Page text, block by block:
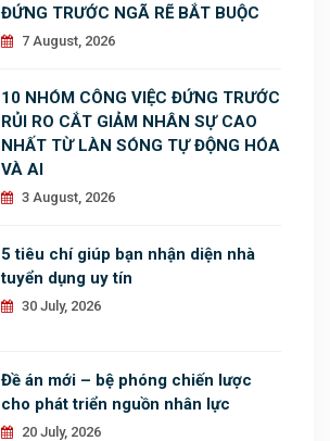
ĐỨNG TRƯỚC NGÃ RẼ BẮT BUỘC
7 August, 2026
10 NHÓM CÔNG VIỆC ĐỨNG TRƯỚC
RỦI RO CẮT GIẢM NHÂN SỰ CAO
NHẤT TỪ LÀN SÓNG TỰ ĐỘNG HÓA
VÀ AI
3 August, 2026
5 tiêu chí giúp bạn nhận diện nhà
tuyển dụng uy tín
30 July, 2026
Đề án mới – bệ phóng chiến lược
cho phát triển nguồn nhân lực
20 July, 2026